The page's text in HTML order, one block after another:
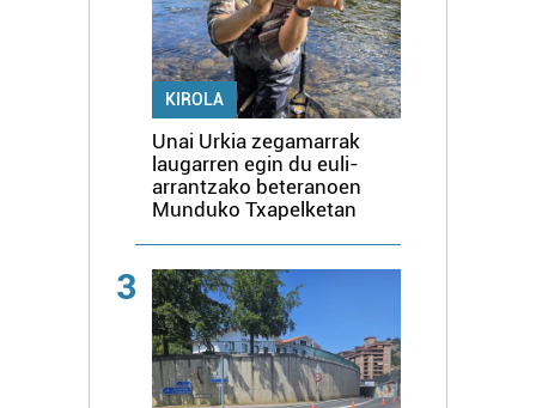
KIROLA
Unai Urkia zegamarrak
laugarren egin du euli-
arrantzako beteranoen
Munduko Txapelketan
3